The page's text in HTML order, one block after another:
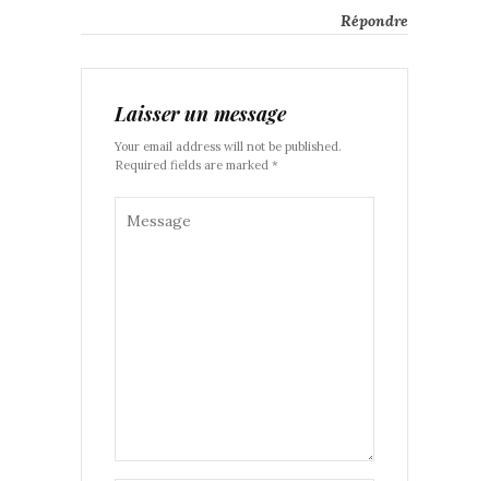
Répondre
Laisser un message
Your email address will not be published.
Required fields are marked *